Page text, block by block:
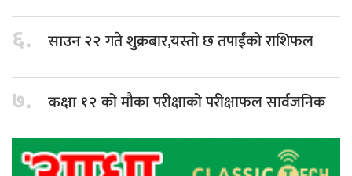
६. साउन २२गते शुक्रबार,यस्तो छ तपाईंको राशिफल
७. कक्षा १२को मौका परीक्षाको परीक्षाफल सार्वजनिक